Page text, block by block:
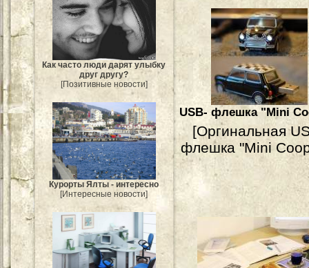
Как часто люди дарят улыбку
друг другу?
[Позитивные новости]
Курорты Ялты - интересно
[Интересные новости]
USB- флешка "Mini
[Оргинальная
флешка "Mini